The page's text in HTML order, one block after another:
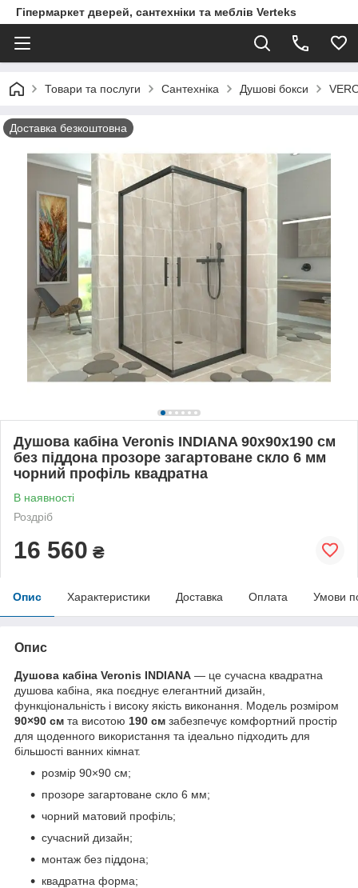
Гіпермаркет дверей, сантехніки та меблів Verteks
Товари та послуги Сантехніка Душові бокси
Доставка безкоштовна
Душова кабіна Veronis INDIANA 90х90х190 см
без піддона прозоре загартоване скло 6 мм
чорний профіль квадратна
В наявності
Роздріб
16 560 ₴
Опис Характеристики Доставка Оплата Умови
Опис
Душова кабіна Veronis INDIANA — це сучасна квадратна
душова кабіна, яка поєднує елегантний дизайн,
функціональність і високу якість виконання. Модель розміром
90×90 см та висотою 190 см забезпечує комфортний простір
для щоденного використання та ідеально підходить для
більшості ванних кімнат.
розмір 90×90 см;
прозоре загартоване скло 6 мм;
чорний матовий профіль;
сучасний дизайн;
монтаж без піддона;
квадратна форма;